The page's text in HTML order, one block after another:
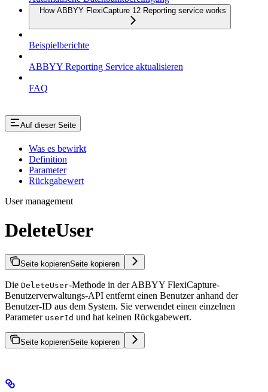
How ABBYY FlexiCapture 12 Reporting service works
Beispielberichte
ABBYY Reporting Service aktualisieren
FAQ
Auf dieser Seite
Was es bewirkt
Definition
Parameter
Rückgabewert
User management
DeleteUser
Seite kopierenSeite kopieren
Die DeleteUser-Methode in der ABBYY FlexiCapture-
Benutzerverwaltungs-API entfernt einen Benutzer anhand der
Benutzer-ID aus dem System. Sie verwendet einen einzelnen
Parameter userId und hat keinen Rückgabewert.
Seite kopierenSeite kopieren